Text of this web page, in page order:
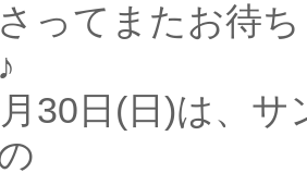
ってまたお待
30日(日)は、サ